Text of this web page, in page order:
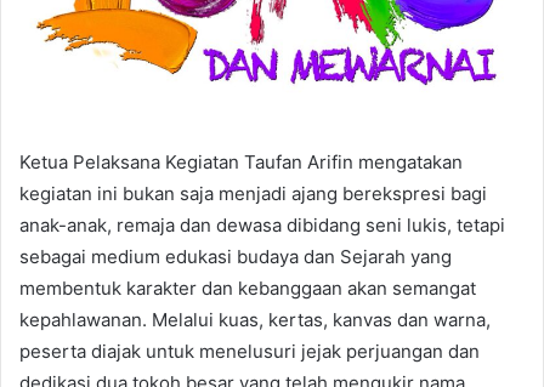
Ketua Pelaksana Kegiatan Taufan Arifin mengatakan
kegiatan ini bukan saja menjadi ajang berekspresi bagi
anak-anak, remaja dan dewasa dibidang seni lukis, tetapi
sebagai medium edukasi budaya dan Sejarah yang
membentuk karakter dan kebanggaan akan semangat
kepahlawanan. Melalui kuas, kertas, kanvas dan warna,
peserta diajak untuk menelusuri jejak perjuangan dan